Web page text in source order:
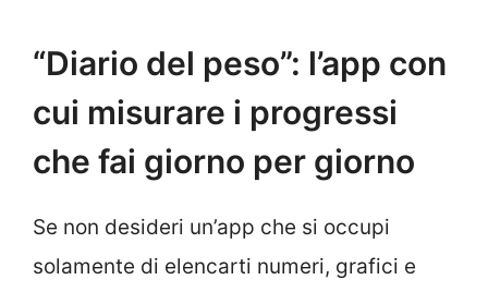
“Diario del peso”: l’app con
cui misurare i progressi
che fai giorno per giorno
Se non desideri un’app che si occupi
solamente di elencarti numeri, grafici e